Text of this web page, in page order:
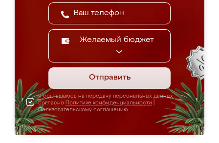
Желаемый бюджет
Отправить
Я соглашаюсь на передачу персональных данных
согласно Политике конфиденциальности
Пользовательскому соглашению